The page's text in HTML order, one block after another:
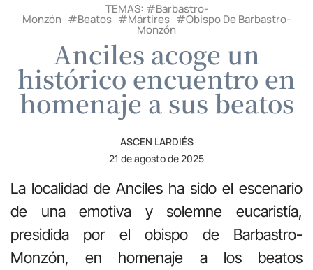
TEMAS: #Barbastro-
Monzón #Beatos #Mártires #Obispo De Barbastro-
Monzón
Anciles acoge un
histórico encuentro en
homenaje a sus beatos
ASCEN LARDIÉS
21 de agosto de 2025
La localidad de Anciles ha sido el escenario
de una emotiva y solemne eucaristía,
presidida por el obispo de Barbastro-
Monzón, en homenaje a los beatos